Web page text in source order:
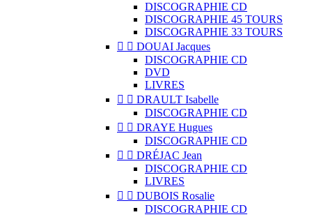
DISCOGRAPHIE CD
DISCOGRAPHIE 45 TOURS
DISCOGRAPHIE 33 TOURS
  DOUAI Jacques
DISCOGRAPHIE CD
DVD
LIVRES
  DRAULT Isabelle
DISCOGRAPHIE CD
  DRAYE Hugues
DISCOGRAPHIE CD
  DRÉJAC Jean
DISCOGRAPHIE CD
LIVRES
  DUBOIS Rosalie
DISCOGRAPHIE CD